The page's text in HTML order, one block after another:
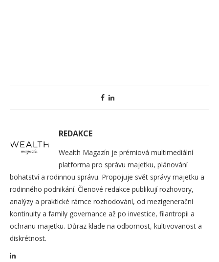
REDAKCE
Wealth Magazín je prémiová multimediální
platforma pro správu majetku, plánování
bohatství a rodinnou správu. Propojuje svět správy majetku a
rodinného podnikání. Členové redakce publikují rozhovory,
analýzy a praktické rámce rozhodování, od mezigenerační
kontinuity a family governance až po investice, filantropii a
ochranu majetku. Důraz klade na odbornost, kultivovanost a
diskrétnost.